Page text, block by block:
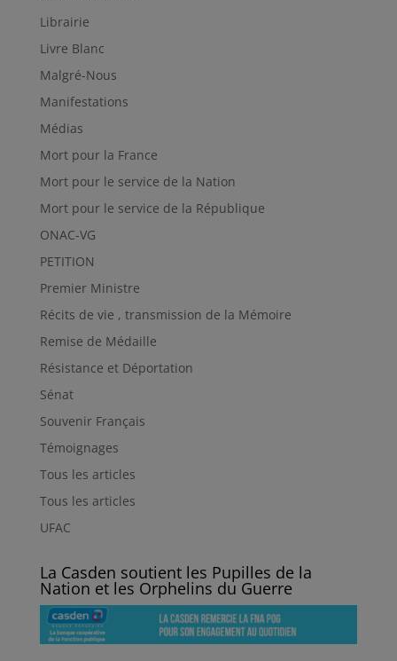
Librairie
Livre Blanc
Malgré-Nous
Manifestations
Médias
Mort pour la France
Mort pour le service de la Nation
Mort pour le service de la République
ONAC-VG
PETITION
Premier Ministre
Récits de vie , transmission de la Mémoire
Remise de Médaille
Résistance et Déportation
Sénat
Souvenir Français
Témoignages
Tous les articles
Tous les articles
UFAC
La Casden soutient les Pupilles de la
Nation et les Orphelins du Guerre